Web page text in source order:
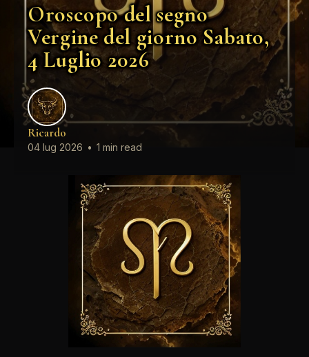
Oroscopo del segno
Vergine del giorno Sabato,
4 Luglio 2026
Ricardo
04 lug 2026 • 1 min read